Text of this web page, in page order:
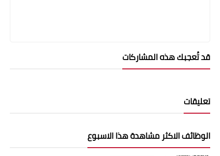
قد تُعجبك هذه المشاركات
تعليقات
الوظائف الاكثر مشاهدة هذا الاسبوع